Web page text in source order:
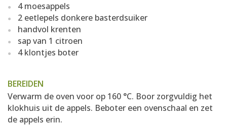
4 moesappels
2 eetlepels donkere basterdsuiker
handvol krenten
sap van 1 citroen
4 klontjes boter
BEREIDEN
Verwarm de oven voor op 160 °C. Boor zorgvuldig het
klokhuis uit de appels. Beboter een ovenschaal en zet
de appels erin.